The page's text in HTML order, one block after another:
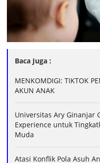
Baca Juga :
MENKOMDIGI: TIKTOK
AKUN ANAK
Universitas Ary Ginanjar
Experience untuk
Muda
Atasi Konflik Pola Asuh